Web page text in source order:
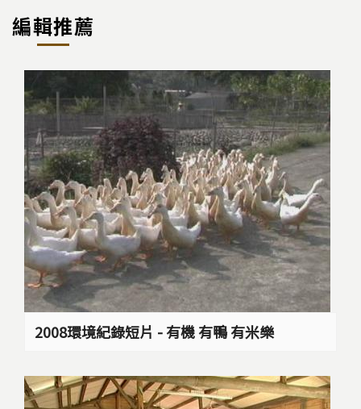
編輯推薦
2008環境紀錄短片 - 有機 有鴨 有米樂